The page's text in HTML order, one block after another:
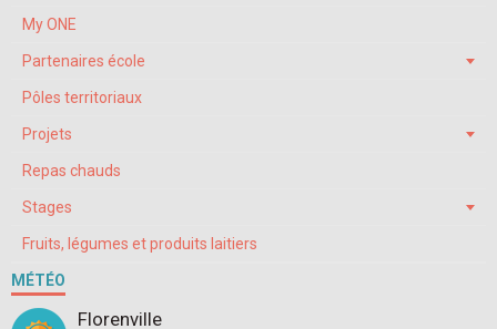
My ONE
Partenaires école
Pôles territoriaux
Projets
Repas chauds
Stages
Fruits, légumes et produits laitiers
MÉTÉO
Florenville